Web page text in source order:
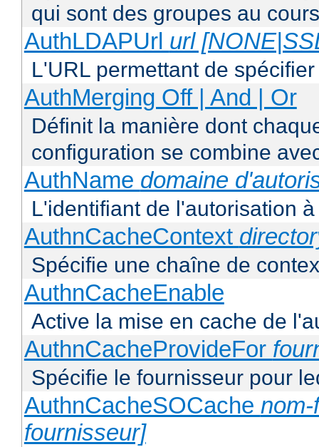
qui sont des groupes au
AuthLDAPUrl url
L'URL permettant de
AuthMerging Off | And | Or
Définit la manière dont
configuration se combine
AuthName domaine
L'identifiant de l'autorisation
AuthnCacheContext
Spécifie une chaîne de
AuthnCacheEnable
Active la mise en cache de
AuthnCacheProvideFor
Spécifie le fournisseur pour
AuthnCacheSOCache
fournisseur]